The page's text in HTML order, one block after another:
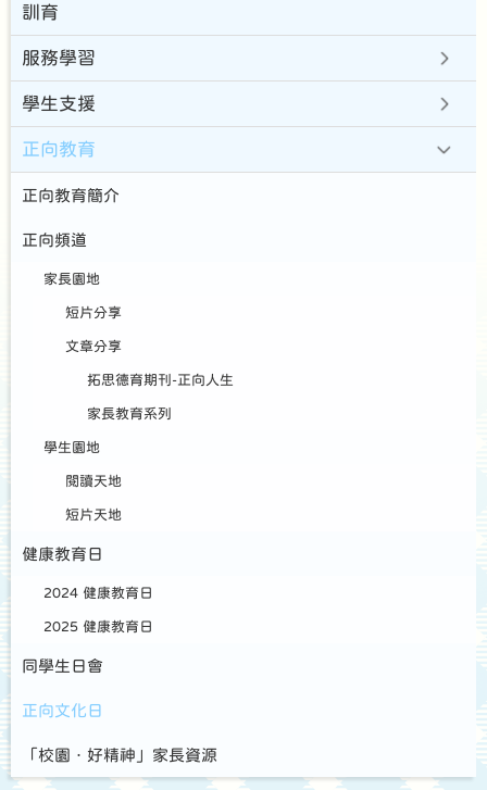
訓育
服務學習
學生支援
正向教育
正向教育簡介
正向頻道
家長園地
短片分享
文章分享
拓思德育期刊-正向人生
家長教育系列
學生園地
閱讀天地
短片天地
健康教育日
2024 健康教育日
2025 健康教育日
同學生日會
正向文化日
「校園．好精神」家長資源